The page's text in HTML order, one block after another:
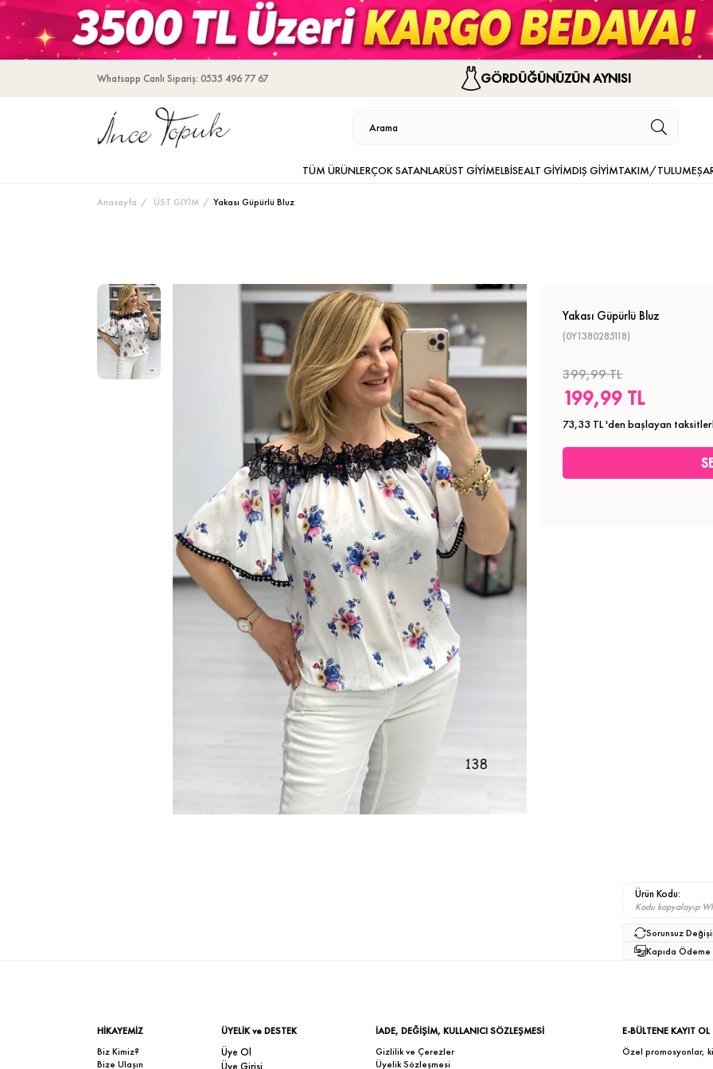
Whatsapp Canlı Sipariş: 0535 496 77 67 GÖRDÜĞÜNÜZÜN AYNISI
TÜM ÜRÜNLERÇOK SATANLARÜST GİYİMELBİSEALT GİYİMDIŞ GİYİMTAKIM/TULUM
Anasayfa ÜST GİYİM Yakası Güpürlü Bluz
Yakası Güpürlü Bluz
(0Y1380285118)
399,99 TL
199,99 TL
73,33 TL'den başlayan
Ürün Kodu:
Kodu kopyalayıp
Sorunsuz
Kapıda Ödeme
HİKAYEMİZ
Biz Kimiz?
Bize Ulaşın
ÜYELİK ve DESTEK
Üye Ol
İADE, DEĞİŞİM, KULLANICI SÖZLEŞMESİ
Gizlilik ve Çerezler
Üyelik Sözleşmesi
E-BÜLTENE KAYIT OL
Özel promosyonlar,